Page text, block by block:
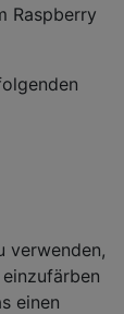
Raspberry
verwenden,
einen